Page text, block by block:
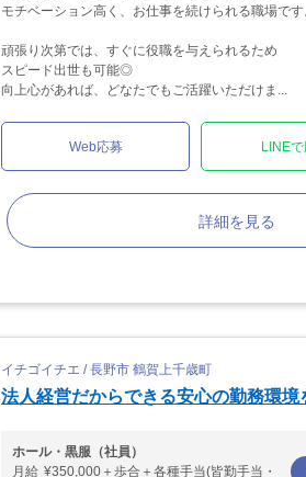
モチベーション高く、お仕事を続けられる職場です
頑張り次第では、すぐに役職を与えられるため
スピード出世も可能◎
向上心があれば、どなたでもご活躍いただけま...
Web応募 LINE
詳細を見る
イチゴイチエ / 長野市 鶴賀上千歳町
法人経営だからできる安心の勤務環境
ホール・黒服（社員）
月給 ¥350,000＋歩合＋各種手当(皆勤手当・